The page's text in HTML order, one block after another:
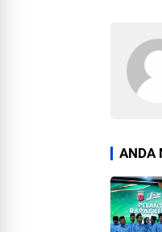
ANDA